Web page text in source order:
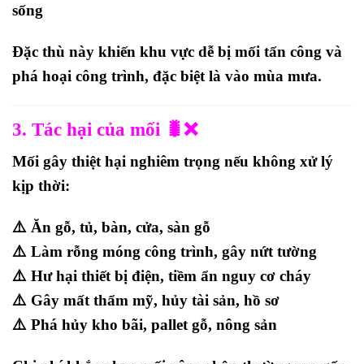
sống
Đặc thù này khiến khu vực dễ bị mối tấn công và
phá hoại công trình, đặc biệt là vào mùa mưa.
3. Tác hại của mối 🐛❌
Mối gây thiệt hại nghiêm trọng nếu không xử lý
kịp thời:
⚠️ Ăn gỗ, tủ, bàn, cửa, sàn gỗ
⚠️ Làm rỗng móng công trình, gây nứt tường
⚠️ Hư hại thiết bị điện, tiềm ẩn nguy cơ cháy
⚠️ Gây mất thẩm mỹ, hủy tài sản, hồ sơ
⚠️ Phá hủy kho bãi, pallet gỗ, nông sản